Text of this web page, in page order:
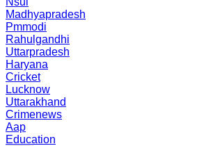
Madhyapradesh
Pmmodi
Rahulgandhi
Uttarpradesh
Haryana
Cricket
Lucknow
Uttarakhand
Crimenews
Aap
Education